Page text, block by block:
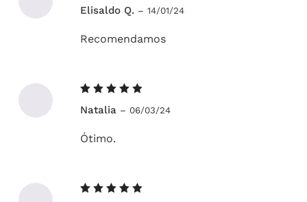
5de 5
Elisaldo Q. – 14/01/24
Recomendamos
5de 5
Natalia – 06/03/24
Ótimo.